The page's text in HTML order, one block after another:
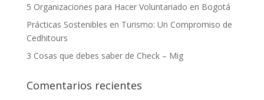
5 Organizaciones para Hacer Voluntariado en Bogotá
Prácticas Sostenibles en Turismo: Un Compromiso de
Cedhitours
3 Cosas que debes saber de Check – Mig
Comentarios recientes